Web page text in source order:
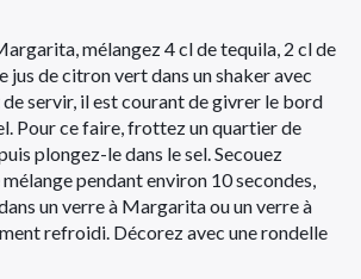
mélangez 4 cl de tequila, 2 cl de
jus de citron vert dans un shaker avec
de servir, il est courant de givrer le bord
Pour ce faire, frottez un quartier de
plongez-le dans le sel. Secouez
pendant environ 10 secondes,
un verre à Margarita ou un verre à
refroidi. Décorez avec une rondelle